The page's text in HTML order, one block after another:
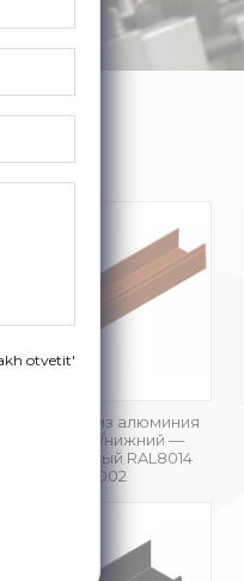
otvetit'
Профиль из алюминия
верхний/нижний —
коричневый RAL8014
2002